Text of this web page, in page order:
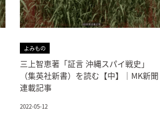
よみもの
三上智恵著「証言 沖縄スパイ戦史」
（集英社新書）を読む【中】｜MK新聞
連載記事
2022-05-12